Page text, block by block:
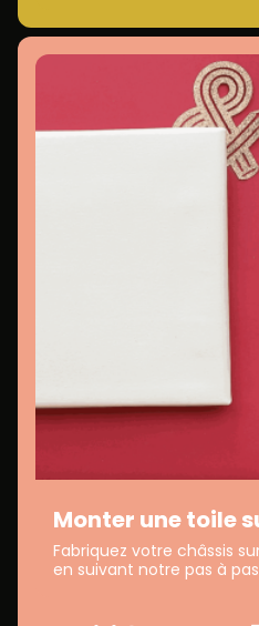
Monter une toile
Fabriquez votre châssis
en suivant notre pas à